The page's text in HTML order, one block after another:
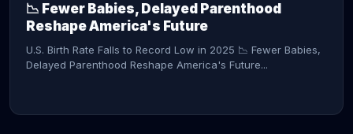
📉 Fewer Babies, Delayed Parenthood
Reshape America's Future
U.S. Birth Rate Falls to Record Low in 2025 📉 Fewer Babies,
Delayed Parenthood Reshape America's Future...